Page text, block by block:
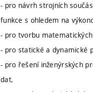
- pro návrh strojních
funkce s ohledem na
- pro tvorbu
- pro statické a dynamické
- pro řešení inženýrských
dat,